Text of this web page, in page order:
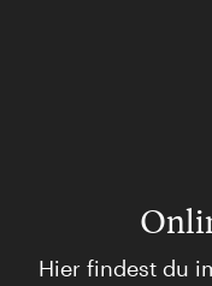
Hier findest du